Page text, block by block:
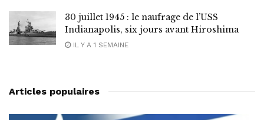
30 juillet 1945 : le naufrage de l’USS
Indianapolis, six jours avant Hiroshima
IL Y A 1 SEMAINE
Articles populaires